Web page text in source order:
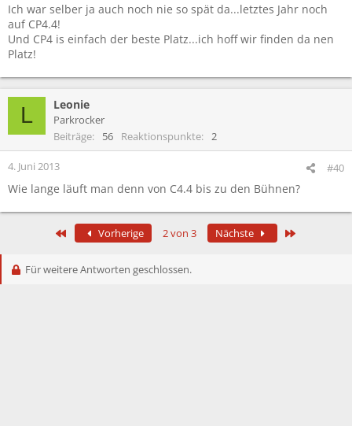
Ich war selber ja auch noch nie so spät da...letztes Jahr noch
auf CP4.4!
Und CP4 is einfach der beste Platz...ich hoff wir finden da nen
Platz!
L Leonie
Parkrocker
Beiträge
56 Reaktionspunkte 2
4. Juni 2013 #40
Wie lange läuft man denn von C4.4 bis zu den Bühnen?
Erste Vorherige 2 von 3 Nächste
Für weitere Antworten geschlossen.